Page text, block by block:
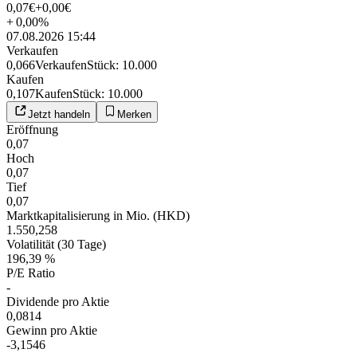
0,07€+0,00€
+0,00%
07.08.2026 15:44
Verkaufen
0,066VerkaufenStück: 10.000
Kaufen
0,107KaufenStück: 10.000
Jetzt handeln Merken
Eröffnung
0,07
Hoch
0,07
Tief
0,07
Marktkapitalisierung in Mio. (HKD)
1.550,258
Volatilität (30 Tage)
196,39 %
P/E Ratio
-
Dividende pro Aktie
0,0814
Gewinn pro Aktie
-3,1546